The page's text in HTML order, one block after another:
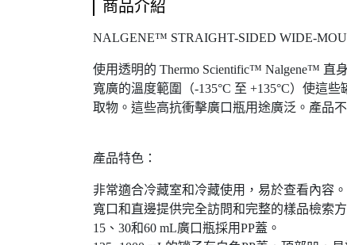
商品介紹
NALGENE™ STRAIGHT-SIDED WIDE-
使用透明的 Thermo Scientific™ Nalgene™ 直
寬廣的溫度範圍（-135°C 至 +135°C）使這
取物。這些高抗衝擊廣口瓶用途廣泛。產品不
產品特色：
非常適合冷藏室和冷藏使用，易於查看內容。
寬口和直邊提供完全訪問和完整的樣品檢索方
15、30和60 mL廣口瓶採用PP蓋。